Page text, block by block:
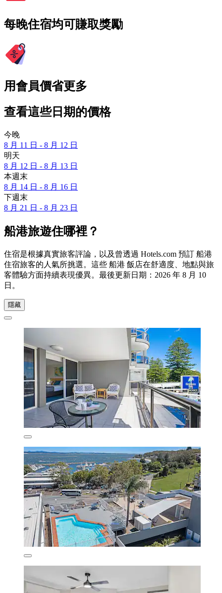
每晚住宿均可賺取獎勵
用會員價省更多
查看這些日期的價格
今晚
8 月 11 日 - 8 月 12 日
明天
8 月 12 日 - 8 月 13 日
本週末
8 月 14 日 - 8 月 16 日
下週末
8 月 21 日 - 8 月 23 日
船港旅遊住哪裡？
住宿是根據真實旅客評論，以及曾透過 Hotels.com 預訂 船港
住宿旅客的人氣所挑選。這些 船港 飯店在舒適度、地點與旅
客體驗方面持續表現優異。最後更新日期： 2026 年 8 月 10
日 。
隱藏